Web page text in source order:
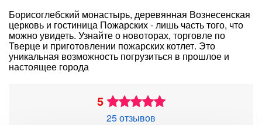
Борисоглебский монастырь, деревянная Вознесенская
церковь и гостиница Пожарских - лишь часть того, что
можно увидеть. Узнайте о новоторах, торговле по
Тверце и приготовлении пожарских котлет. Это
уникальная возможность погрузиться в прошлое и
настоящее города
5
25 отзывов